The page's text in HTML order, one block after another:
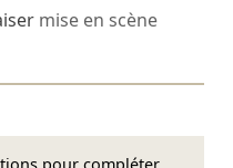
mise en scène